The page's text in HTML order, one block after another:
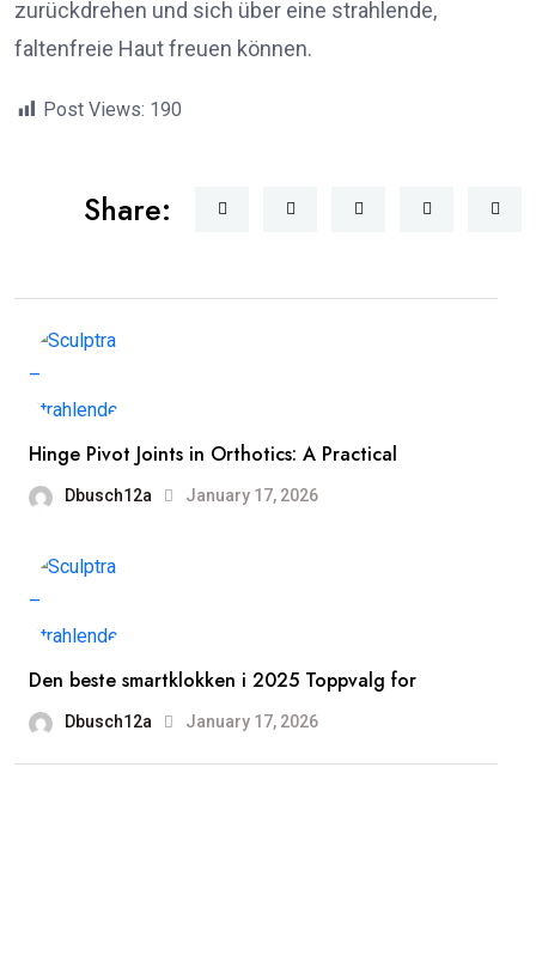
zurückdrehen und sich über eine strahlende,
faltenfreie Haut freuen können.
Post Views: 190
Share:
Hinge Pivot Joints in Orthotics: A Practical
Dbusch12a January 17, 2026
Den beste smartklokken i 2025 Toppvalg for
Dbusch12a January 17, 2026